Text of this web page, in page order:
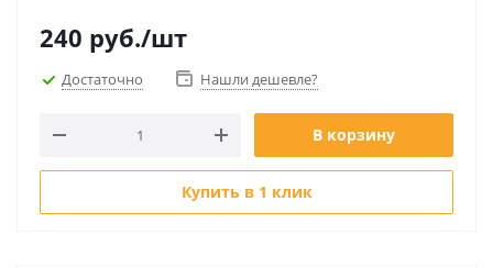
240 руб./шт
Достаточно Нашли дешевле?
В корзину
Купить в 1 клик